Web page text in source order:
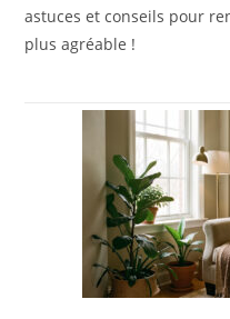
astuces et conseils pour
plus agréable !